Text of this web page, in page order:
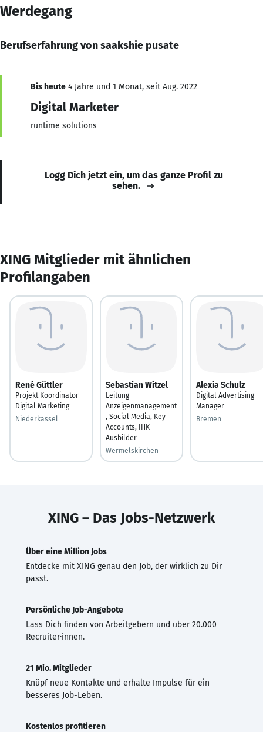
Werdegang
Berufserfahrung von saakshie pusate
Bis heute 4 Jahre und 1 Monat, seit Aug. 2022
Digital Marketer
runtime solutions
Logg Dich jetzt ein, um das ganze Profil zu
sehen.
XING Mitglieder mit ähnlichen
Profilangaben
René Güttler
Projekt Koordinator
Digital Marketing
Niederkassel
Sebastian Witzel
Leitung
Anzeigenmanagement
, Social Media, Key
Accounts, IHK
Ausbilder
Wermelskirchen
Alexia Schulz
Digital Advertising
Manager
Bremen
XING – Das Jobs-Netzwerk
Über eine Million Jobs
Entdecke mit XING genau den Job, der wirklich zu Dir
passt.
Persönliche Job-Angebote
Lass Dich finden von Arbeitgebern und über 20.000
Recruiter·innen.
21 Mio. Mitglieder
Knüpf neue Kontakte und erhalte Impulse für ein
besseres Job-Leben.
Kostenlos profitieren